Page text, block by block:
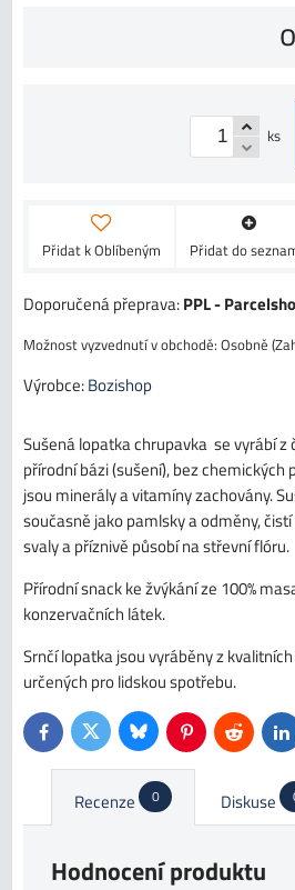
ks
Přidat k Oblíbeným Přidat do
PPL -
Osobně
Výrobce:Bozishop
Sušená lopatka chrupavka se vyrábí z
přírodní bázi (sušení), bez chemických
jsou minerály a vitamíny zachovány.
současně jako pamlsky a odměny,
svaly a příznivě působí na střevní flóru.
Přírodní snack ke žvýkání ze 100%
konzervačních látek.
Srnčí lopatka jsou vyráběny z
určených pro lidskou spotřebu.
FacebookTwitterBlueskyPinterestReddit
Recenze 0 Diskuse
Hodnocení produktu